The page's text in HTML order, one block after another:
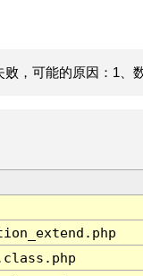
，可能的原因：1、